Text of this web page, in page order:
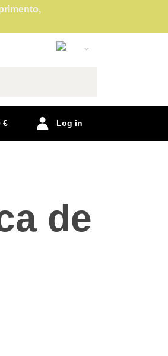
Czech
German
Polish
Spanish
Log in
€
de